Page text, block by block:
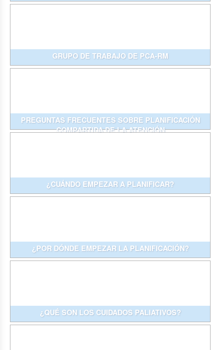
GRUPO DE TRABAJO DE PCA-RM
PREGUNTAS FRECUENTES SOBRE PLANIFICACIÓN
COMPARTIDA DE LA ATENCIÓN
¿CUÁNDO EMPEZAR A PLANIFICAR?
¿POR DÓNDE EMPEZAR LA PLANIFICACIÓN?
¿QUÉ SON LOS CUIDADOS PALIATIVOS?